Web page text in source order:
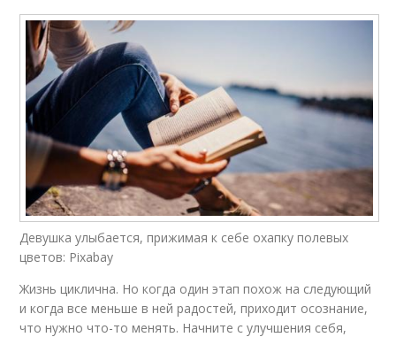
Девушка улыбается, прижимая к себе охапку полевых
цветов: Pixabay
Жизнь циклична. Но когда один этап похож на следующий
и когда все меньше в ней радостей, приходит осознание,
что нужно что-то менять. Начните с улучшения себя,